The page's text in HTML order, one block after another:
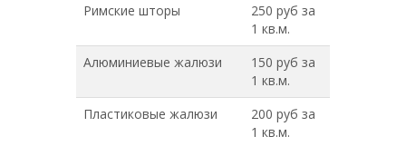
Римские шторы
250 руб за
1 кв.м.
Алюминиевые жалюзи
150 руб за
1 кв.м.
Пластиковые жалюзи
200 руб за
1 кв.м.